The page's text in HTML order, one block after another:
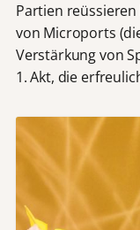
Partien
von Microports
Verstärkung von
1. Akt, die